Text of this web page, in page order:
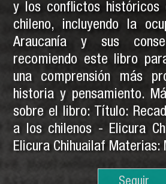
y los conflictos históricos
chileno, incluyendo la
Araucanía y sus
recomiendo este libro
una comprensión más
historia y pensamiento.
sobre el libro: Título:
a los chilenos - Elicura
Elicura Chihuailaf Materias:
Seguir